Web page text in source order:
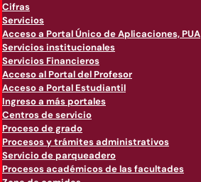
Cifras
Servicios
Acceso a Portal Único de Aplicaciones, PUA
Servicios institucionales
Servicios Financieros
Acceso al Portal del Profesor
Acceso a Portal Estudiantil
Ingreso a más portales
Centros de servicio
Proceso de grado
Procesos y trámites administrativos
Servicio de parqueadero
Procesos académicos de las facultades